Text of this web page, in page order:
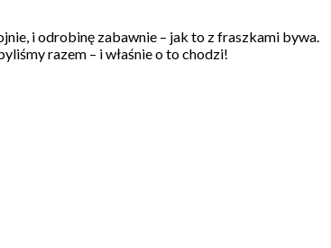
i odrobinę zabawnie – jak to z fraszkami bywa.
razem – i właśnie o to chodzi!